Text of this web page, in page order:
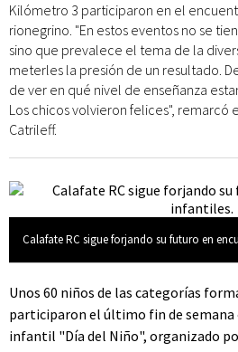
Kilómetro 3 participaron en el
rionegrino. "En estos eventos no se
sino que prevalece el tema de la
meterles la presión de un resultado.
de ver en qué nivel de enseñanza
Los chicos volvieron felices", remarcó
Catrileff.
Calafate RC sigue forjando su futuro en
Unos 60 niños de las categorías
participaron el último fin de semana
infantil "Día del Niño", organizado